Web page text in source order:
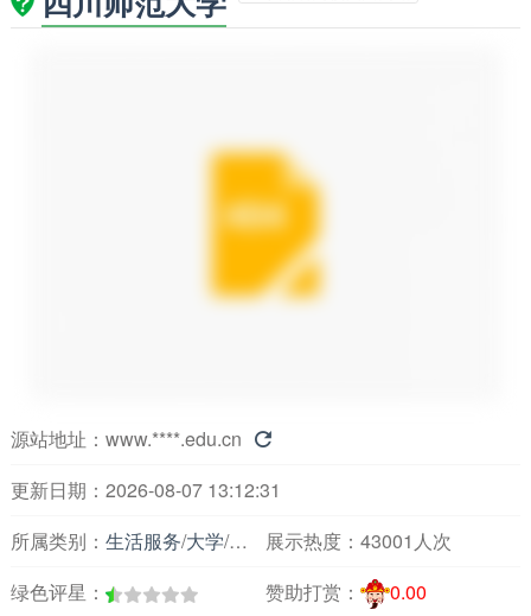
源站地址： www.****.edu.cn 
更新日期：2026-08-07 13:12:31
所属类别： 生活服务/大学/四川 展示热度： 43001人次
绿色评星：
赞助打赏： 0.00